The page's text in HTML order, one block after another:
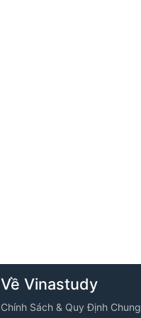
Về Vinastudy
Chính Sách & Quy Định Chung